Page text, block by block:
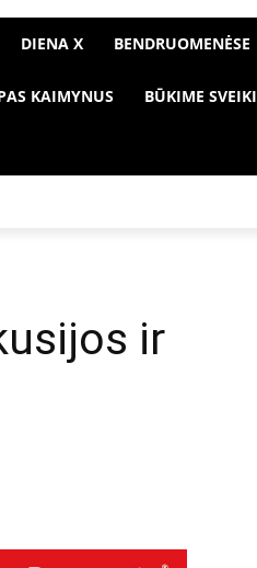
DIENA X BENDRUOMENĖSE
KAIMYNUS BŪKIME SVEIKI
ir